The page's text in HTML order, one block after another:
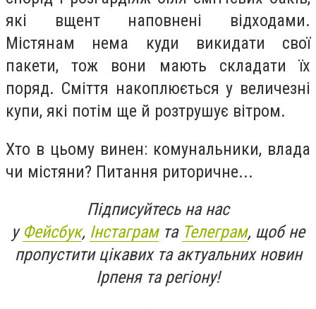
які вщент наповнені відходами.
Містянам нема куди викидати свої
пакети, тож вони мають складати їх
поряд. Сміття накоплюється у величезні
купи, які потім ще й розтрушує вітром.
Хто в цьому винен: комунальники, влада
чи містяни? Питання риторичне...
Підписуйтесь на нас
у Фейсбук, Інстаграмта Телеграм, щоб не
пропустити цікавих та актуальних новин
Ірпеня та регіону!